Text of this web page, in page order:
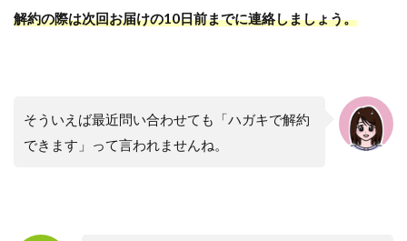
解約の際は次回お届けの10日前までに連絡しましょう。
そういえば最近問い合わせても「ハガキで解約
できます」って言われませんね。